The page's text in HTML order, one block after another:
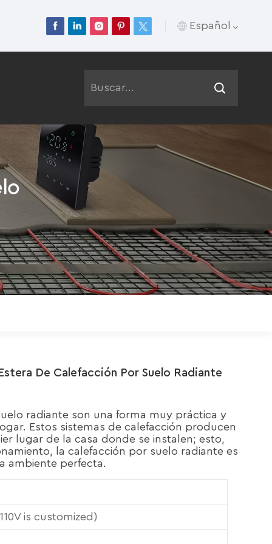
Español
Русский
Español
Português
Polski
De Calefacción Por Suelo Radiante
radiante son una forma muy práctica y
Estos sistemas de calefacción producen
lugar de la casa donde se instalen; esto,
la calefacción por suelo radiante es
ambiente perfecta.
is customized)